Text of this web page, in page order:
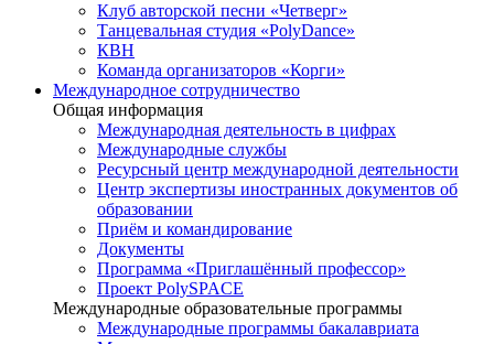
Клуб авторской песни «Четверг»
Танцевальная студия «PolyDance»
КВН
Команда организаторов «Корги»
Международное сотрудничество
Общая информация
Международная деятельность в цифрах
Международные службы
Ресурсный центр международной деятельности
Центр экспертизы иностранных документов об
образовании
Приём и командирование
Документы
Программа «Приглашённый профессор»
Проект PolySPACE
Международные образовательные программы
Международные программы бакалавриата